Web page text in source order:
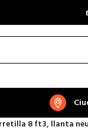
8 ft3, llanta